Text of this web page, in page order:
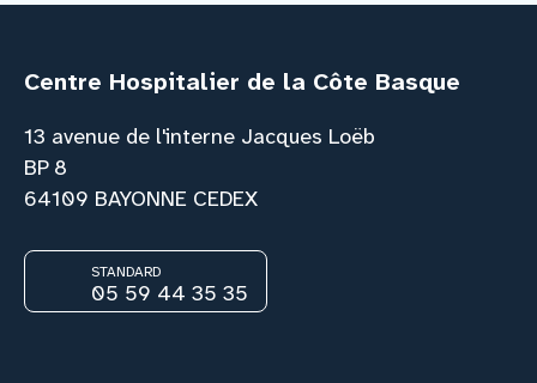
Centre Hospitalier de la Côte Basque
13 avenue de l'interne Jacques Loëb
BP 8
64109 BAYONNE CEDEX
STANDARD
05 59 44 35 35